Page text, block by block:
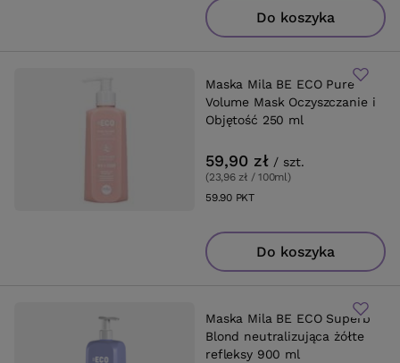
Do koszyka
Maska Mila BE ECO Pure
Volume Mask Oczyszczanie i
Objętość 250 ml
59,90 zł / szt.
(23,96 zł / 100ml)
59.90PKTpunktów
Do koszyka
Maska Mila BE ECO Superb
Blond neutralizująca żółte
refleksy 900 ml